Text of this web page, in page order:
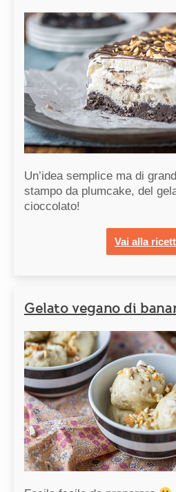
Un’idea semplice ma di
stampo da plumcake, del
cioccolato!
Vai alla
Gelato vegano di